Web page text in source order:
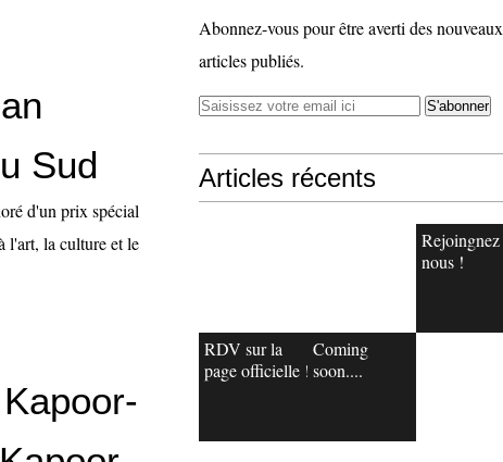
Sud
d'un prix spécial
l'art, la culture et le
Abonnez-vous pour être averti des nouveaux
articles publiés.
Articles récents
Rejoingnez
nous !
RDV sur la
page officielle !
Coming
soon....